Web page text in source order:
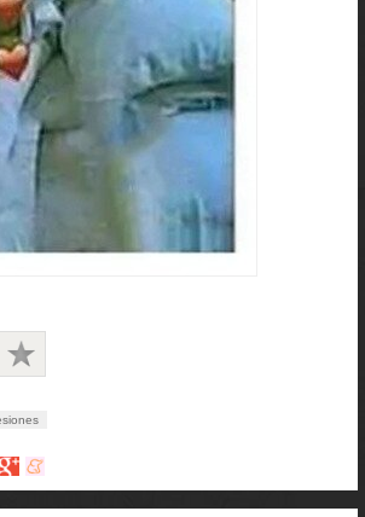
Compartir
Compartir